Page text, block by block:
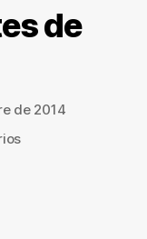
de
de 2014
en